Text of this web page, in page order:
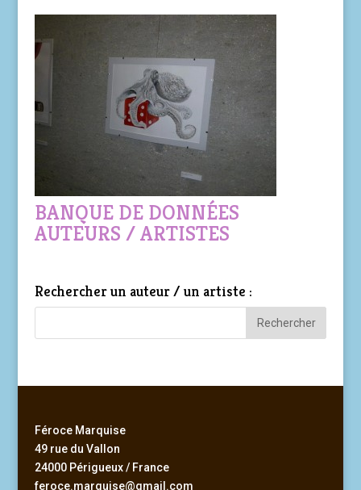
BANQUE DE DONNÉES
AUTEURS / ARTISTES
Rechercher un auteur / un artiste :
Féroce Marquise
49 rue du Vallon
24000 Périgueux / France
feroce.marquise@gmail.com